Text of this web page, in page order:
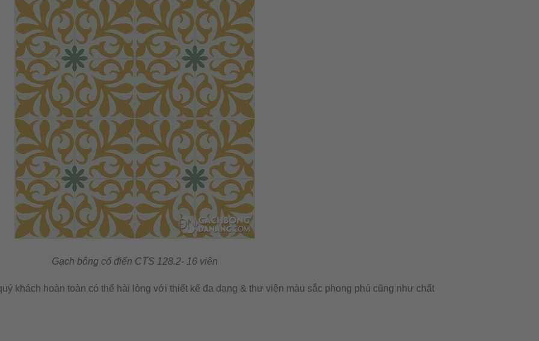
Gạch bông cổ điển CTS 128.2- 16 viên
khách hoàn toàn có thể hài lòng với thiết kế đa dạng & thư viện màu sắc phong phú cũng như chất